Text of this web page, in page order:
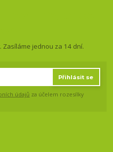
jednou za 14 dní.
Přihlásit se
údajů za účelem rozesílky